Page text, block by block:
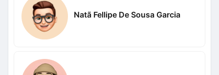
Natã Fellipe De Sousa Garcia